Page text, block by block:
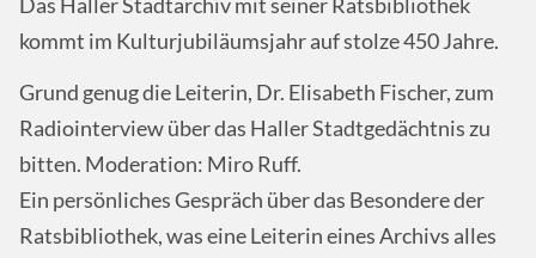
kommt im Kulturjubiläumsjahr auf stolze 450 Jahre.
Grund genug die Leiterin, Dr. Elisabeth Fischer, zum
Radiointerview über das Haller Stadtgedächtnis zu
bitten. Moderation: Miro Ruff.
Ein persönliches Gespräch über das Besondere der
Ratsbibliothek, was eine Leiterin eines Archivs alles